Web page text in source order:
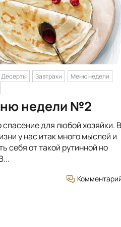
Десерты Завтраки
Меню недели
недели №2
для любой хозяйки. В
у нас итак много мыслей и
себя от такой рутинной но